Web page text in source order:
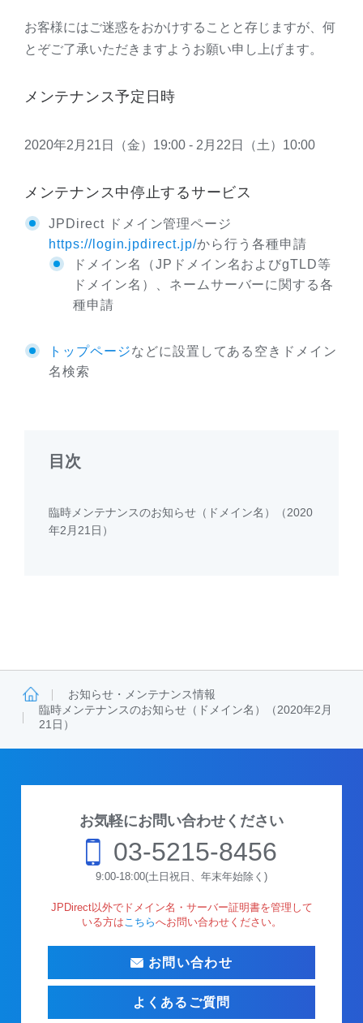
お客様にはご迷惑をおかけすることと存じますが、何
とぞご了承いただきますようお願い申し上げます。
メンテナンス予定日時
2020年2月21日（金）19:00 - 2月22日（土）10:00
メンテナンス中停止するサービス
JPDirect ドメイン管理ページ
https://login.jpdirect.jp/から行う各種申請
ドメイン名（JPドメイン名およびgTLD等
ドメイン名）、ネームサーバーに関する各
種申請
トップページなどに設置してある空きドメイン
名検索
目次
臨時メンテナンスのお知らせ（ドメイン名）（2020
年2月21日）
お知らせ・メンテナンス情報
臨時メンテナンスのお知らせ（ドメイン名）（2020年2月
21日）
お気軽にお問い合わせください
03-5215-8456
9:00-18:00(土日祝日、年末年始除く)
JPDirect以外でドメイン名・サーバー証明書を管理して
いる方は こちらへお問い合わせください。
お問い合わせ
よくあるご質問